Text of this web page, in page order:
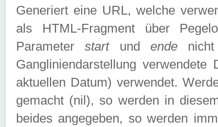
Generiert eine URL, welche
als HTML-Fragment über
Parameterstartund endenicht
Gangliniendarstellung
aktuellen Datum) verwendet.
gemacht (nil), so werden in
beides angegeben, so werden